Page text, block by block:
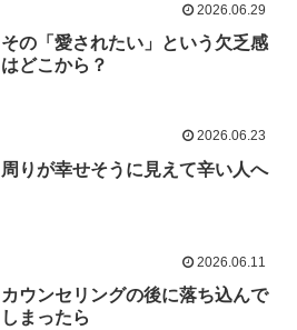
2026.06.29
その「愛されたい」という欠乏感
はどこから？
2026.06.23
周りが幸せそうに見えて辛い人へ
2026.06.11
カウンセリングの後に落ち込んで
しまったら